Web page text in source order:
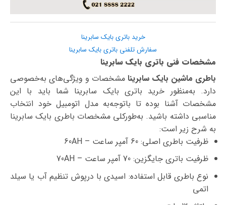
خرید باتری بایک سابرینا
سفارش تلفنی باتری بایک سابرینا
مشخصات فنی باتری بایک سابرینا
باطری ماشین بایک سابرینا مشخصات و ویژگی‌های به‌خصوصی
دارد. به‌منظور خرید باتری بایک سابرینا شما باید با این
مشخصات آشنا بوده تا با‌توجه‌به مدل اتومبیل خود انتخاب
مناسبی داشته باشید. به‌طورکلی مشخصات باطری بایک سابرینا
به شرح زیر است:
ظرفیت باطری اصلی: 60 آمپر ساعت – 60AH
ظرفیت باتری جایگزین: 70 آمپر ساعت – 70AH
نوع باطری قابل استفاده: اسیدی با درپوش تنظیم آب یا سیلد
اتمی